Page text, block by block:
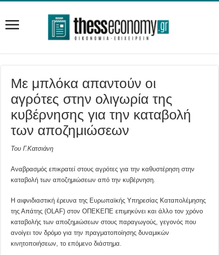
Με μπλόκα απαντούν οι
αγρότες στην ολιγωρία της
κυβέρνησης για την καταβολή
των αποζημιώσεων
Του Γ.Κατσιάνη
Αναβρασμός επικρατεί στους αγρότες για την καθυστέρηση στην
καταβολή των αποζημιώσεων από την κυβέρνηση.
Η αιφνιδιαστική έρευνα της Ευρωπαϊκής Υπηρεσίας Καταπολέμησης
της Απάτης (OLAF) στον ΟΠΕΚΕΠΕ επιμηκύνει και άλλο τον χρόνο
καταβολής των αποζημιώσεων στους παραγωγούς, γεγονός που
ανοίγει τον δρόμο για την πραγματοποίησης δυναμικών
κινητοποιήσεων, το επόμενο διάστημα.